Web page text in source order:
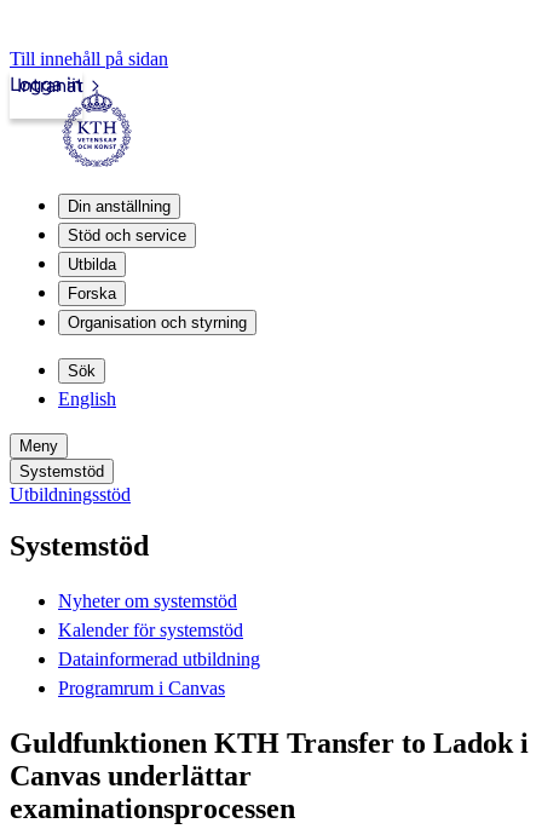
Till innehåll på sidan
Intranät
Logga in
Din anställning
Stöd och service
Utbilda
Forska
Organisation och styrning
Sök
English
Meny
Systemstöd
Utbildningsstöd
Systemstöd
Nyheter om systemstöd
Kalender för systemstöd
Datainformerad utbildning
Programrum i Canvas
Guldfunktionen KTH Transfer to Ladok i
Canvas underlättar
examinationsprocessen